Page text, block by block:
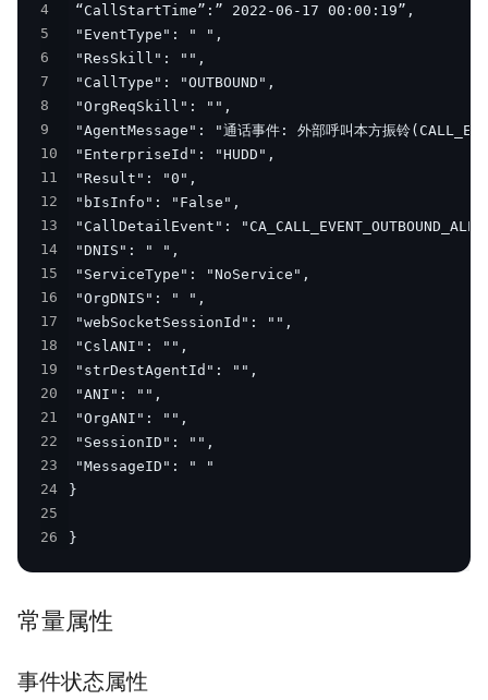
4
5
6
7
8
9
10
11
12
13
14
15
16
17
18
19
20
21
22
23
24
25
26
}
常量属性
事件状态属性